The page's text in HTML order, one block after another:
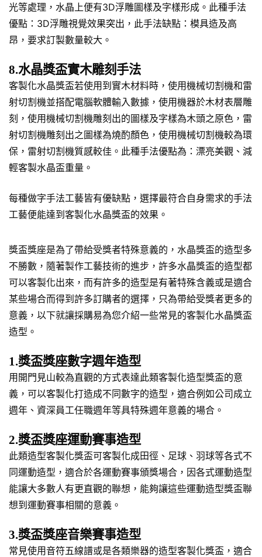
光等處理，水晶上便有3D浮雕圖樣及字樣形成。此種手法
優點：3D浮雕視覺效果突出，此手法缺點：模具造及高
昂，要求訂製數量較大。
8.水晶獎盃實木雕刻手法
客製化水晶獎盃若使用到實木材料時，使用機械切割機和雷
射切割機並搭配電腦軟體輸入數據，使用機器於木材表層雕
刻，使用機械切割機雕刻出的圖樣及字樣為木頭之原色，雷
射切割機雕刻出之圖樣為燒酌顏色，使用機械切割機較為環
保，雷射切割機質感較佳。此種手法優點為：漂亮美觀、減
輕客製水晶盃重量。
每種做字手法工藝皆有優缺點，選擇最符合自身需求的手法
工藝便能達到客製化水晶獎盃的效果。
獎盃獎座是為了帶給受獎者特殊意義的，水晶獎盃的造型多
不勝數，隨著製作工藝技術的進步，許多水晶獎盃的造型都
可以客製化出來，而有許多的造型是有著特殊含義或是適合
某些場合而得到許多訂購者的選擇，只為帶給受獎者更多的
意義，以下就讓採購易為您介紹一些常見的客製化水晶獎盃
造型。
1.獎盃獎座數字週年造型
用開門見山較為直觀的方式表達此類客製化造型獎盃的意
義，可以客製化打造成不同數字的造型，適合例如公司成立
週年、資深員工任職週年等具特殊週年意義的場合。
2.獎盃獎座運動賽事造型
此類造型客製化獎盃可客製化成田徑、足球、羽球等各式不
同運動造型，適合於各運動賽事頒獎場合，因各式運動造型
能讓大多數人有更直觀的聯想，能夠讓這些運動造型獎盃聯
想到運動賽事相關的意義。
3.獎盃獎座音樂賽事造型
常見使用音符五線譜或是各類樂器的造型客製化獎盃，適合